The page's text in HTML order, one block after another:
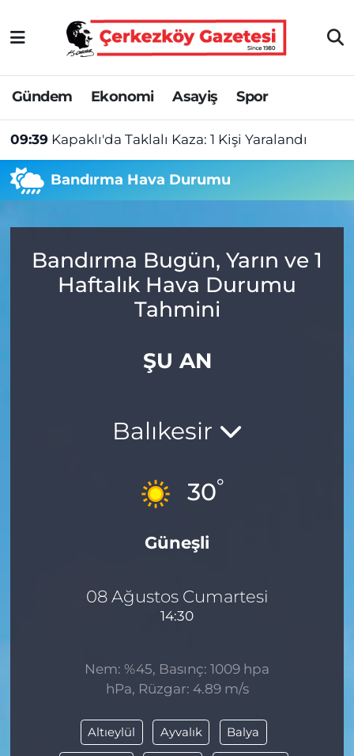
Gündem Ekonomi Asayiş Spor
09:39 Kapaklı'da Taklalı Kaza: 1 Kişi Yaralandı
Bandırma Hava Durumu
Bandırma Bugün, Yarın ve 1
Haftalık Hava Durumu
Tahmini
ŞU AN
Balıkesir
30°
Güneşli
08 Ağustos Cumartesi
14:30
Nem: %45, Basınç: 1009 hpa
hPa, Rüzgar: 4.89 m/s
Altıeylül Ayvalık Balya
Asayiş
Ekonomi
Gündem
Haber
Manşet
Topluluk Kuralları
Tekirdağ Nöbetçi Eczaneler
Tekirdağ Hava Durumu
Tekirdağ Namaz Vakitleri
Tekirdağ Trafik Yoğunluk Haritası
Tüm Manşetler
Son Dakika Haberleri